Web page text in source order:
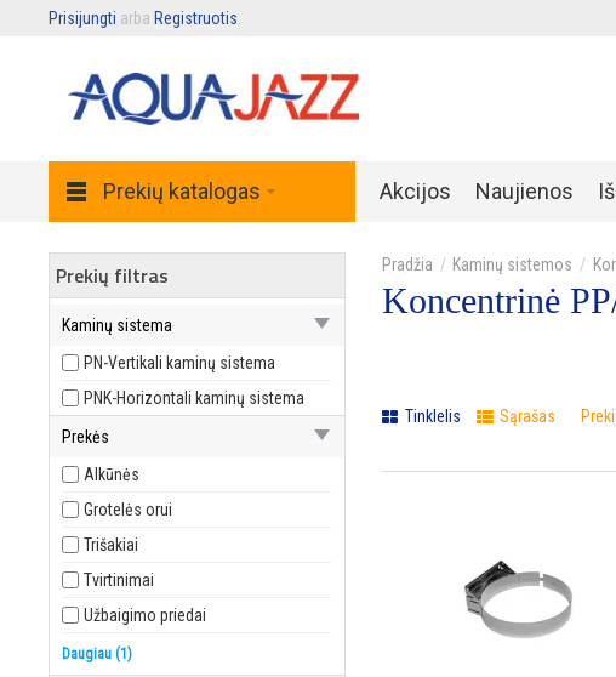
Prisijungti arba Registruotis
Prekių katalogas Akcijos Naujienos
Kaminų sistemos
Koncentrinė
Tinklelis Sąrašas
Prekių filtras
Kaminų sistema
PN-Vertikali kaminų sistema
PNK-Horizontali kaminų sistema
Prekės
Alkūnės
Grotelės orui
Trišakiai
Tvirtinimai
Užbaigimo priedai
Vamzdžiai
Daugiau (1)